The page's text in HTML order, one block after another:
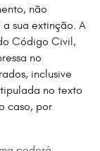
não
sua extinção. A
Código Civil,
no
inclusive
no texto
caso, por